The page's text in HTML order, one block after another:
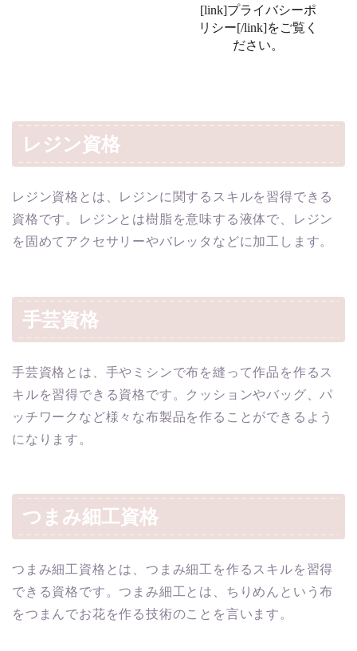
[link]プライバシーポ
リシー[/link]をご覧く
ださい。
レジン資格
レジン資格とは、レジンに関するスキルを習得できる
資格です。レジンとは樹脂を意味する液体で、レジン
を固めてアクセサリーやバレッタなどに加工します。
手芸資格
手芸資格とは、手やミシンで布を縫って作品を作るス
キルを習得できる資格です。クッションやバッグ、パ
ッチワークなど様々な布製品を作ることができるよう
になります。
つまみ細工資格
つまみ細工資格とは、つまみ細工を作るスキルを習得
できる資格です。つまみ細工とは、ちりめんという布
をつまんでお花を作る技術のことを言います。